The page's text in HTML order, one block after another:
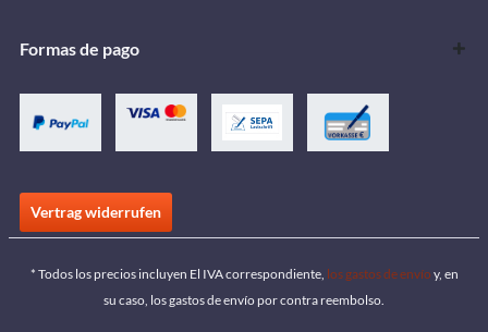
Formas de pago
Vertrag widerrufen
* Todos los precios incluyen El IVA correspondiente, los gastos de envío y, en
su caso, los gastos de envío por contra reembolso.